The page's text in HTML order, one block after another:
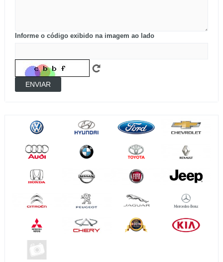
Informe o código exibido na imagem ao lado
ENVIAR